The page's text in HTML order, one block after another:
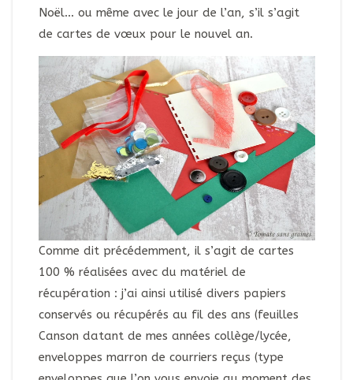
Noël… ou même avec le jour de l’an, s’il s’agit
de cartes de vœux pour le nouvel an.
Comme dit précédemment, il s’agit de cartes
100 % réalisées avec du matériel de
récupération : j’ai ainsi utilisé divers papiers
conservés ou récupérés au fil des ans (feuilles
Canson datant de mes années collège/lycée,
enveloppes marron de courriers reçus (type